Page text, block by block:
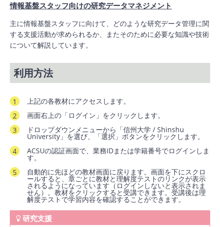
情報基盤スタッフ向けの研究データマネジメント
主に情報基盤スタッフに向けて、どのような研究データ管理に関
する支援活動が求められるか、またそのために必要な知識や技術
について解説しています。
利用方法
上記の各教材にアクセスします。
画面右上の「ログイン」をクリックします。
ドロップダウンメニューから「信州大学 / Shinshu
University」を選び、「選択」ボタンをクリックします。
ACSUの認証画面で、業務IDまたは学籍番号でログインしま
す。
自動的に先ほどの教材画面に戻ります。画面を下にスクロ
ールすると、章ごとに教材と理解度テストのリンクが表示
されるようになっています（ログインしないと表示されま
せん）。教材をクリックすると受講できます。受講後は理
解度テストで学習内容を確認することができます。
研究支援